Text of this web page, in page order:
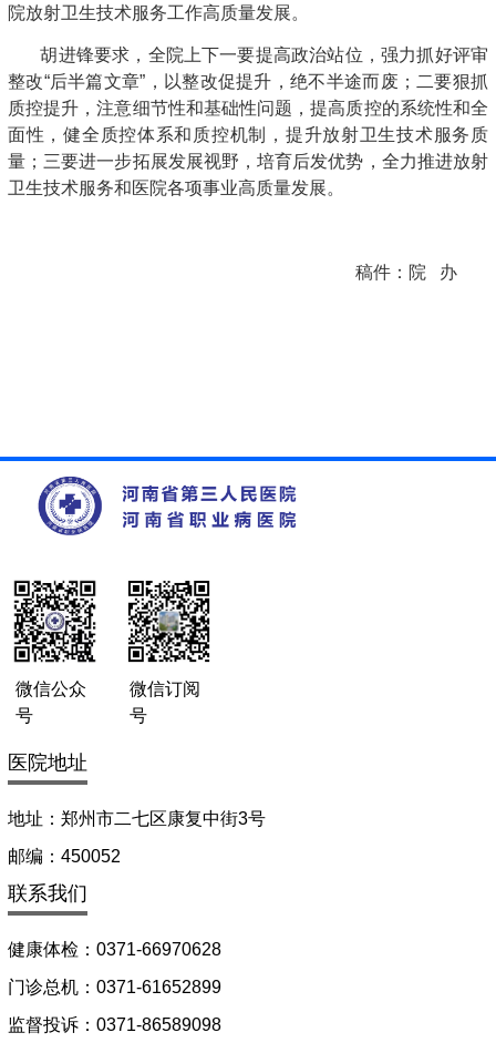
院放射卫生技术服务工作高质量发展。
胡进锋要求，全院上下一要提高政治站位，强力抓好评审
整改“后半篇文章”，以整改促提升，绝不半途而废；二要狠抓
质控提升，注意细节性和基础性问题，提高质控的系统性和全
面性，健全质控体系和质控机制，提升放射卫生技术服务质
量；三要进一步拓展发展视野，培育后发优势，全力推进放射
卫生技术服务和医院各项事业高质量发展。
稿件：院 办
微信公众
号
微信订阅
号
医院地址
地址：郑州市二七区康复中街3号
邮编：450052
联系我们
健康体检：0371-66970628
门诊总机：0371-61652899
监督投诉：0371-86589098